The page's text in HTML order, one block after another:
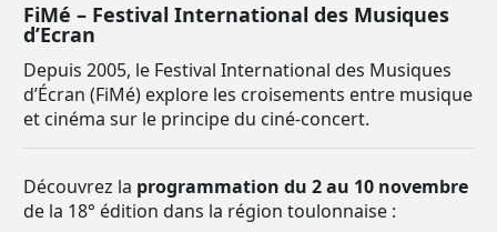
FiMé – Festival International des Musiques
d’Ecran
Depuis 2005, le Festival International des Musiques
d’Écran (FiMé) explore les croisements entre musique
et cinéma sur le principe du ciné-concert.
Découvrez la programmation du 2 au 10 novembre
de la 18° édition dans la région toulonnaise :